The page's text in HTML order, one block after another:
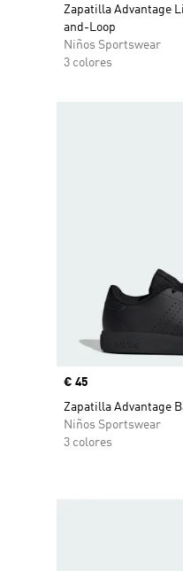
Zapatilla Advantage
and-Loop
Niños Sportswear
3 colores
Precio
€ 45
Zapatilla Advantage
Niños Sportswear
3 colores